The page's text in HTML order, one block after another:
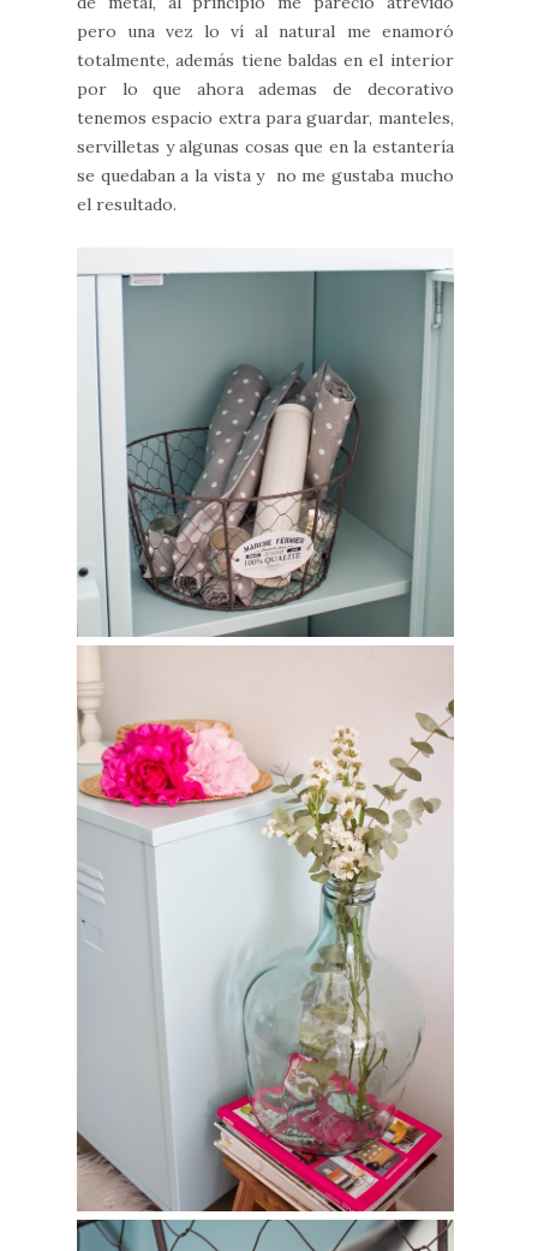
pero una vez lo ví al natural me enamoró
totalmente, además tiene baldas en el interior
por lo que ahora ademas de decorativo
tenemos espacio extra para guardar, manteles,
servilletas y algunas cosas que en la estantería
se quedaban a la vista y no me gustaba mucho
el resultado.